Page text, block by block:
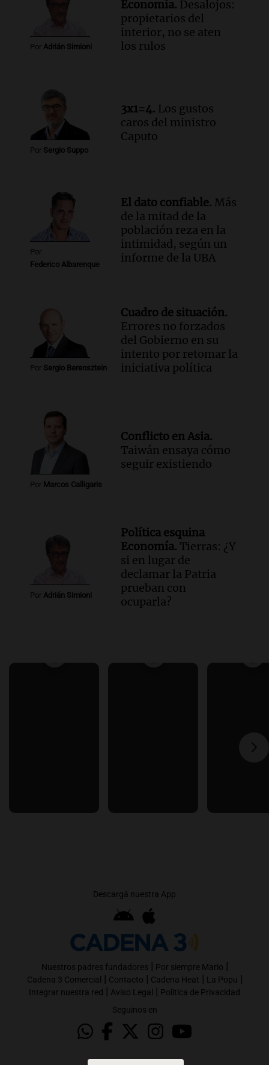
Por Adrián Simioni
Economía. Desalojos:
propietarios del
interior, no se aten
los rulos
Por Sergio Suppo
3x1=4. Los gustos
caros del ministro
Caputo
Por
Federico Albarenque
El dato confiable. Más
de la mitad de la
población reza en la
intimidad, según un
informe de la UBA
Por Sergio Berensztein
Cuadro de situación.
Errores no forzados
del Gobierno en su
intento por retomar la
iniciativa política
Por Marcos Calligaris
Conflicto en Asia.
Taiwán ensaya cómo
seguir existiendo
Por Adrián Simioni
Política esquina
Economía. Tierras: ¿Y
si en lugar de
declamar la Patria
prueban con
ocuparla?
Descargá nuestra App
Nuestros padres fundadores | Por siempre Mario |
Cadena 3 Comercial | Contacto | Cadena Heat | La Popu |
Integrar nuestra red | Aviso Legal | Política de Privacidad
Seguinos en